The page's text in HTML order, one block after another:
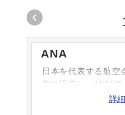
ANA
日本を代表する航空
年に設立し、1986
に次々と路線を増や
詳